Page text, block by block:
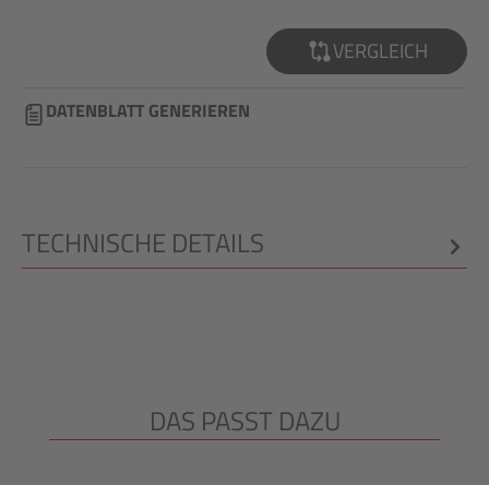
VERGLEICH
DATENBLATT GENERIEREN
TECHNISCHE DETAILS
Produktgalerie überspringen
DAS PASST DAZU